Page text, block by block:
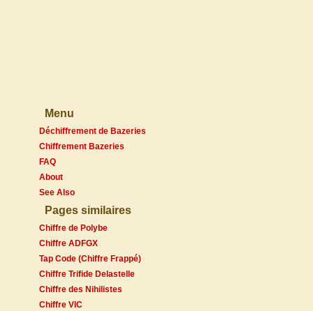
Menu
Déchiffrement de Bazeries
Chiffrement Bazeries
FAQ
About
See Also
Pages similaires
Chiffre de Polybe
Chiffre ADFGX
Tap Code (Chiffre Frappé)
Chiffre Trifide Delastelle
Chiffre des Nihilistes
Chiffre VIC